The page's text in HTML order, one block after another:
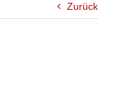
Zurück